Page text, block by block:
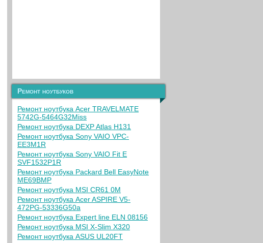
Ремонт ноутбуков
Ремонт ноутбука Acer TRAVELMATE
5742G-5464G32Miss
Ремонт ноутбука DEXP Atlas H131
Ремонт ноутбука Sony VAIO VPC-
EE3M1R
Ремонт ноутбука Sony VAIO Fit E
SVF1532P1R
Ремонт ноутбука Packard Bell EasyNote
ME69BMP
Ремонт ноутбука MSI CR61 0M
Ремонт ноутбука Acer ASPIRE V5-
472PG-53336G50a
Ремонт ноутбука Expert line ELN 08156
Ремонт ноутбука MSI X-Slim X320
Ремонт ноутбука ASUS UL20FT